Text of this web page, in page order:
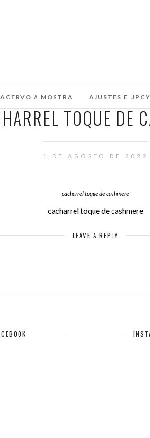
ACERVO A MOSTRA AJUSTES E
TOQUE DE
1 DE AGOSTO DE 2022
cacharrel toque de cashmere
cacharrel toque de cashmere
LEAVE A REPLY